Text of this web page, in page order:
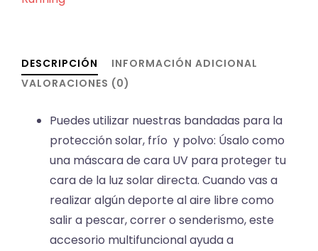
DESCRIPCIÓN
INFORMACIÓN ADICIONAL
VALORACIONES (0)
Puedes utilizar nuestras bandadas para la
protección solar, frío y polvo: Úsalo como
una máscara de cara UV para proteger tu
cara de la luz solar directa. Cuando vas a
realizar algún deporte al aire libre como
salir a pescar, correr o senderismo, este
accesorio multifuncional ayuda a